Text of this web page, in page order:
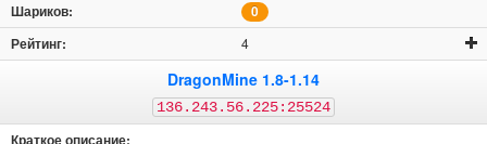
0
4
DragonMine 1.8-1.14
136.243.56.225:25524